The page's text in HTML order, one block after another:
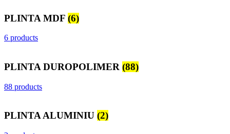
PLINTA MDF (6)
6 products
PLINTA DUROPOLIMER (88)
88 products
PLINTA ALUMINIU (2)